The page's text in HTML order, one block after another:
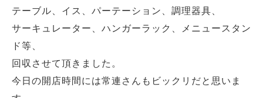
テーブル、イス、パーテーション、調理器具、
サーキュレーター、ハンガーラック、メニュースタン
ド等、
回収させて頂きました。
今日の開店時間には常連さんもビックリだと思いま